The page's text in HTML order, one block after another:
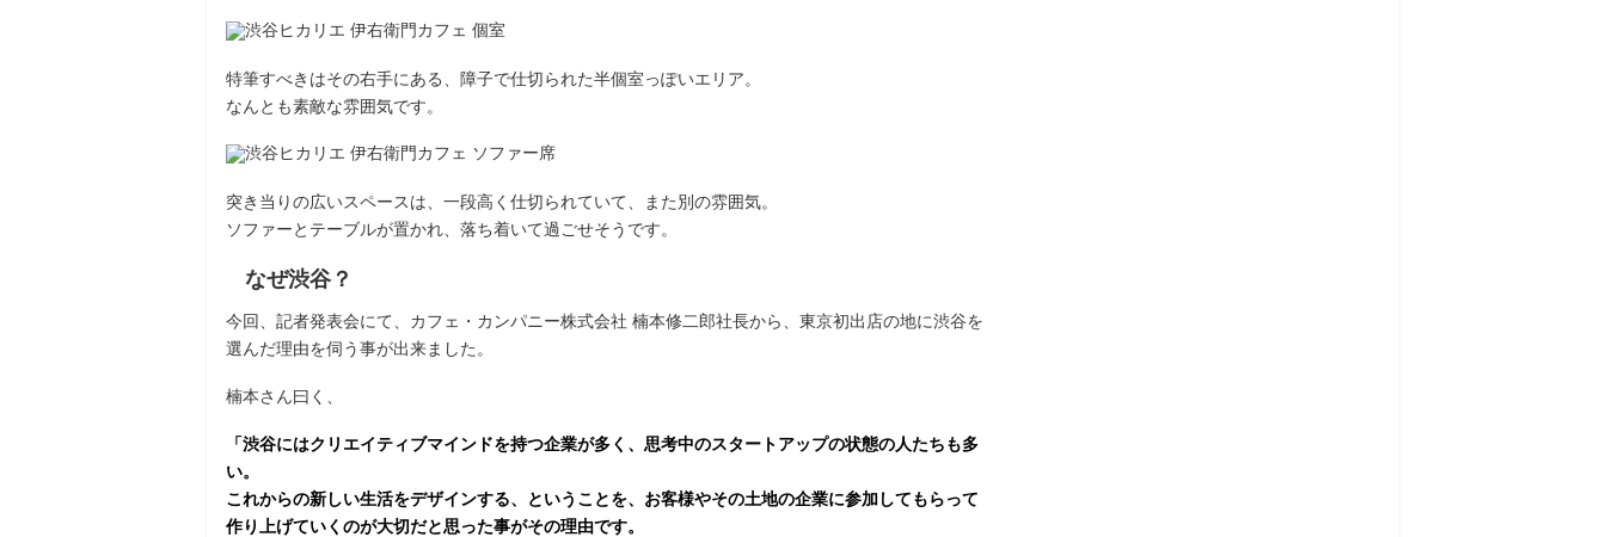
特筆すべきはその右手にある、障子で仕切られた半個室っぽいエリア。
なんとも素敵な雰囲気です。
突き当りの広いスペースは、一段高く仕切られていて、また別の雰囲気。
ソファーとテーブルが置かれ、落ち着いて過ごせそうです。
なぜ渋谷？
今回、記者発表会にて、カフェ・カンパニー株式会社 楠本修二郎社長から、東京初出店の地に渋谷を
選んだ理由を伺う事が出来ました。
楠本さん曰く、
「渋谷にはクリエイティブマインドを持つ企業が多く、思考中のスタートアップの状態の人たちも多
い。
これからの新しい生活をデザインする、ということを、お客様やその土地の企業に参加してもらって
作り上げていくのが大切だと思った事がその理由です。